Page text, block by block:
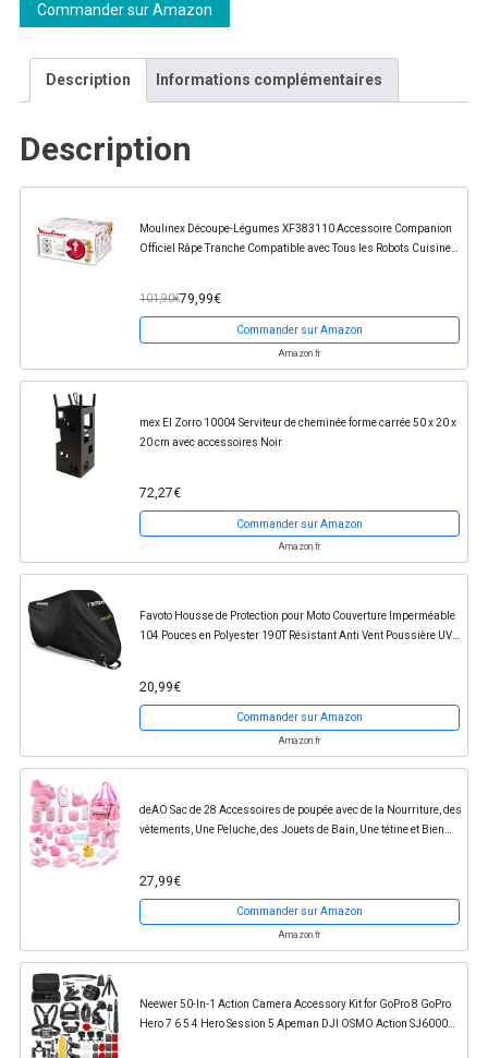
Commander sur Amazon
Description Informations complémentaires
Description
Moulinex Découpe-Légumes XF383110 Accessoire Companion
Officiel Râpe Tranche Compatible avec Tous les Robots Cuisine
101,90€79,99€
Commander sur Amazon
Amazon.fr
mex El Zorro 10004 Serviteur de cheminée forme carrée 50 x 20 x
20 cm avec accessoires Noir
72,27€
Commander sur Amazon
Amazon.fr
Favoto Housse de Protection pour Moto Couverture Imperméable
104 Pouces en Polyester 190T Résistant Anti Vent Poussière UV
20,99€
Commander sur Amazon
Amazon.fr
deAO Sac de 28 Accessoires de poupée avec de la Nourriture, des
vêtements, Une Peluche, des Jouets de Bain, Une tétine et Bien
27,99€
Commander sur Amazon
Amazon.fr
Neewer 50-In-1 Action Camera Accessory Kit for GoPro 8 GoPro
Hero 7 6 5 4 Hero Session 5 Apeman DJI OSMO Action SJ6000